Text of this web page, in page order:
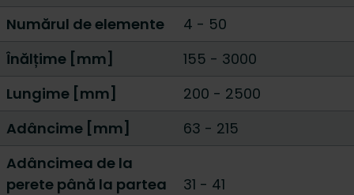
Numărul de elemente
4 - 50
Înălțime [mm]
155 - 3000
Lungime [mm]
200 - 2500
Adâncime [mm]
63 - 215
Adâncimea de la
perete până la partea
31 - 41